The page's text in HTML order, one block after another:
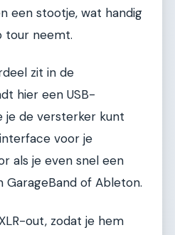
een stootje, wat handig
tour neemt.
zit in de
hier een USB-
je de versterker kunt
voor je
als je even snel een
of Ableton.
out, zodat je hem